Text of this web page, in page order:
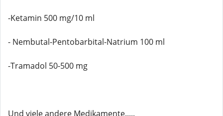
-Ketamin 500 mg/10 ml
- Nembutal-Pentobarbital-Natrium 100 ml
-Tramadol 50-500 mg
Und viele andere Medikamente.....